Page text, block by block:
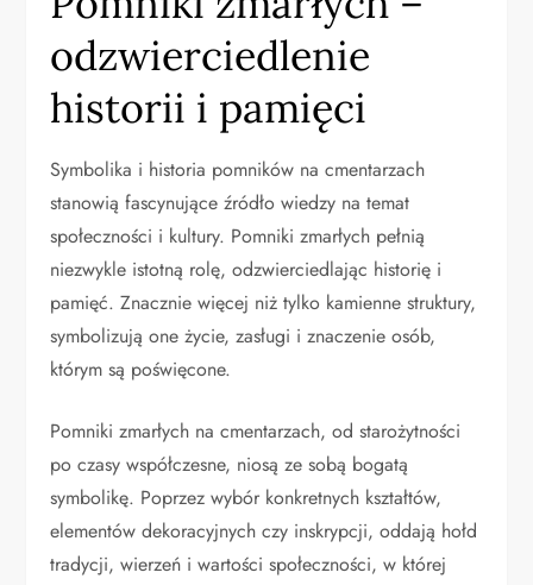
odzwierciedlenie
historii i pamięci
Symbolika i historia pomników na cmentarzach
stanowią fascynujące źródło wiedzy na temat
społeczności i kultury. Pomniki zmarłych pełnią
niezwykle istotną rolę, odzwierciedlając historię i
pamięć. Znacznie więcej niż tylko kamienne struktury,
symbolizują one życie, zasługi i znaczenie osób,
którym są poświęcone.
Pomniki zmarłych na cmentarzach, od starożytności
po czasy współczesne, niosą ze sobą bogatą
symbolikę. Poprzez wybór konkretnych kształtów,
elementów dekoracyjnych czy inskrypcji, oddają hołd
tradycji, wierzeń i wartości społeczności, w której